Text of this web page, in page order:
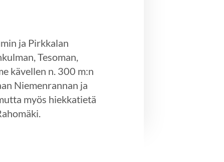
ja Pirkkalan
Tesoman,
kävellen n. 300 m:n
Niemenrannan ja
myös hiekkatietä